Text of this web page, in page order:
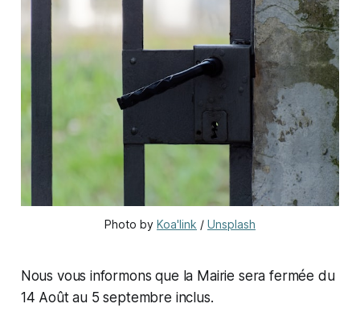
Photo by Koa'link / Unsplash
Nous vous informons que la Mairie sera fermée du
14 Août au 5 septembre inclus.